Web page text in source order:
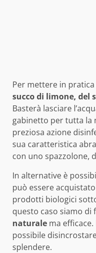
Per mettere in
succo di limone, del
Basterà lasciare
gabinetto per tutta la
preziosa azione
sua caratteristica
con uno spazzolone,
In alternative è
può essere
prodotti biologici
questo caso siamo di
naturale ma
possibile
splendere.